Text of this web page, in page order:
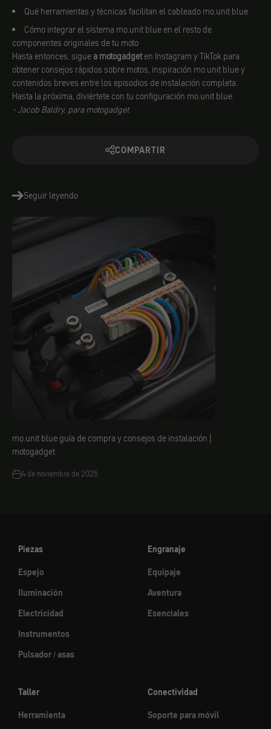
Qué herramientas y técnicas facilitan el cableado mo.unit blue
Cómo integrar el sistema mo.unit blue en el resto de
componentes originales de tu moto
Hasta entonces, siguea motogadgeten Instagram y TikTok para
obtener consejos rápidos sobre motos, inspiración mo.unit blue y
contenidos breves entre los episodios de instalación completa.
Hasta la próxima, diviértete con tu configuración mo.unit blue.
- Jacob Baldry, para motogadget
COMPARTIR
Seguir leyendo
mo.unit blue guía de compra y consejos de instalación |
motogadget
4 de noviembre de 2025
Piezas
Espejo
Iluminación
Electricidad
Instrumentos
Pulsador / asas
Engranaje
Equipaje
Aventura
Esenciales
Taller
Herramienta
Conectividad
Soporte para móvil